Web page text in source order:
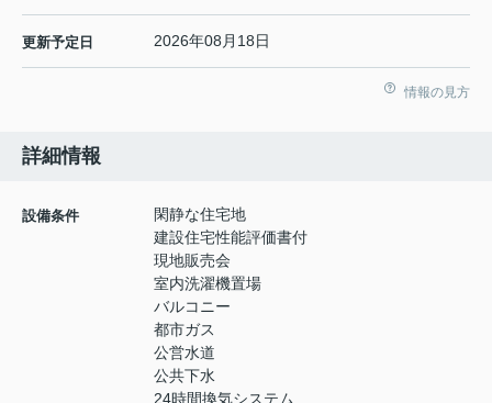
更新予定日 2026年08月18日
情報の見方
詳細情報
設備条件
閑静な住宅地
建設住宅性能評価書付
現地販売会
室内洗濯機置場
バルコニー
都市ガス
公営水道
公共下水
24時間換気システム